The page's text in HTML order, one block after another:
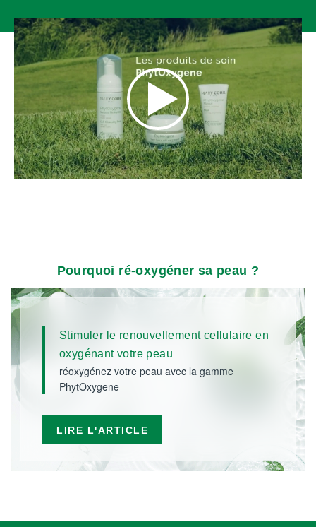
Pourquoi ré-oxygéner sa peau ?
Stimuler le renouvellement cellulaire en
oxygénant votre peau
réoxygénez votre peau avec la gamme
PhytOxygene
LIRE L'ARTICLE